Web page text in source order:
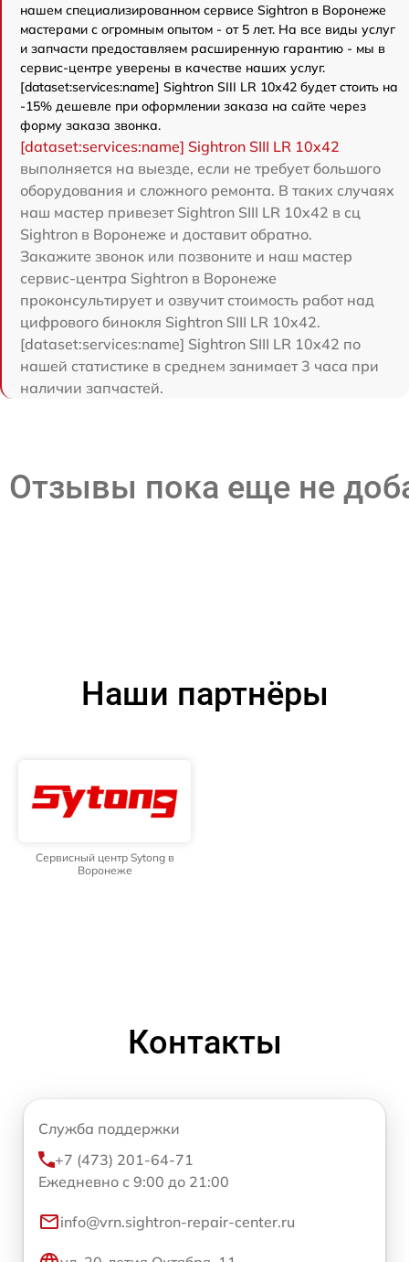
нашем специализированном сервисе Sightron в Воронеже
мастерами с огромным опытом - от 5 лет. На все виды услуг
и запчасти предоставляем расширенную гарантию - мы в
сервис-центре уверены в качестве наших услуг.
[dataset:services:name] Sightron SIII LR 10x42 будет стоить на
-15% дешевле при оформлении заказа на сайте через
форму заказа звонка.
[dataset:services:name] Sightron SIII LR 10x42
выполняется на выезде, если не требует большого
оборудования и сложного ремонта. В таких случаях
наш мастер привезет Sightron SIII LR 10x42 в сц
Sightron в Воронеже и доставит обратно.
Закажите звонок или позвоните и наш мастер
сервис-центра Sightron в Воронеже
проконсультирует и озвучит стоимость работ над
цифрового бинокля Sightron SIII LR 10x42.
[dataset:services:name] Sightron SIII LR 10x42 по
нашей статистике в среднем занимает 3 часа при
наличии запчастей.
Отзывы пока еще не
Наши партнёры
Сервисный центр Sytong в
Воронеже
Контакты
Служба поддержки
+7 (473) 201-64-71
Ежедневно с 9:00 до 21:00
info@vrn.sightron-repair-center.ru